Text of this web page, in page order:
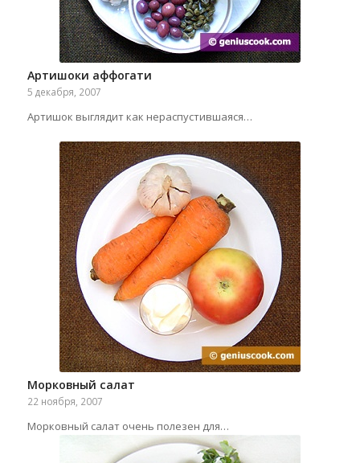
Артишоки аффогати
5 декабря, 2007
Артишок выглядит как нераспустившаяся…
Морковный салат
22 ноября, 2007
Морковный салат очень полезен для…